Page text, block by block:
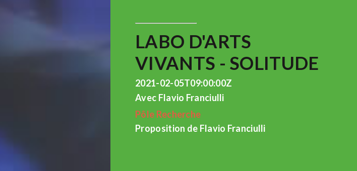
LABO D'ARTS
VIVANTS - SOLITUDE
2021-02-05T09:00:00Z
Avec Flavio Franciulli
Pôle Recherche
Proposition de Flavio Franciulli